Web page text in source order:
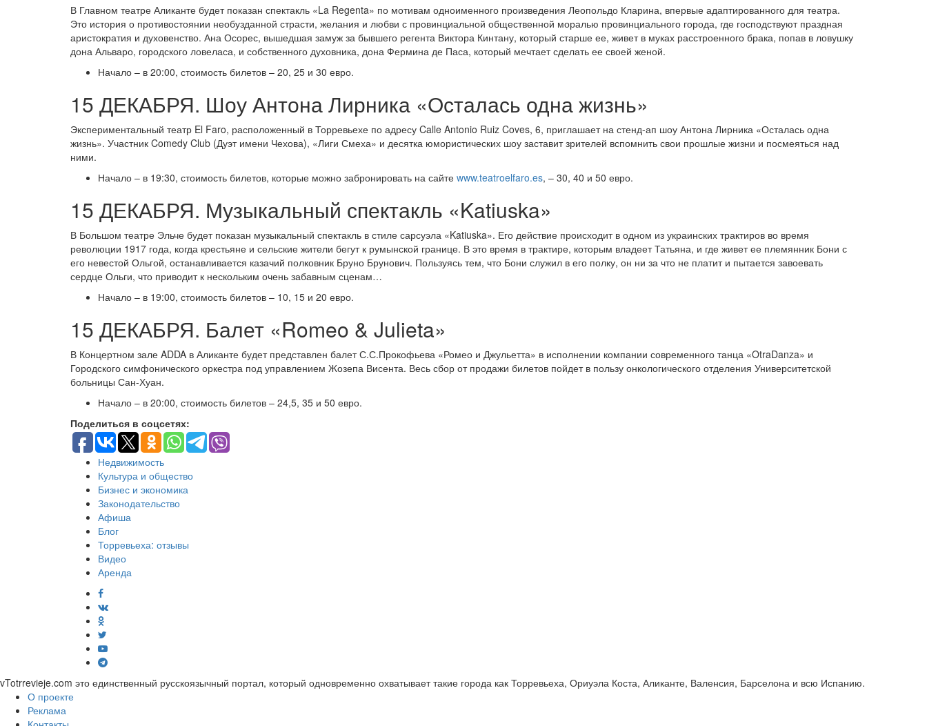
В Главном театре Аликанте будет показан спектакль «La Regenta» по мотивам одноименного произведения Леопольдо Кларина, впервые адаптированного для театра.
Это история о противостоянии необузданной страсти, желания и любви с провинциальной общественной моралью провинциального города, где господствуют праздная
аристократия и духовенство. Ана Осорес, вышедшая замуж за бывшего регента Виктора Кинтану, который старше ее, живет в муках расстроенного брака, попав в ловушку
дона Альваро, городского ловеласа, и собственного духовника, дона Фермина де Паса, который мечтает сделать ее своей женой.
Начало – в 20:00, стоимость билетов – 20, 25 и 30 евро.
15 ДЕКАБРЯ. Шоу Антона Лирника «Осталась одна жизнь»
Экспериментальный театр El Faro, расположенный в Торревьехе по адресу Calle Antonio Ruiz Coves, 6, приглашает на стенд-ап шоу Антона Лирника «Осталась одна
жизнь». Участник Comedy Club (Дуэт имени Чехова), «Лиги Смеха» и десятка юмористических шоу заставит зрителей вспомнить свои прошлые жизни и посмеяться над
ними.
Начало – в 19:30, стоимость билетов, которые можно забронировать на сайте www.teatroelfaro.es, – 30, 40 и 50 евро.
15 ДЕКАБРЯ. Музыкальный спектакль «Katiuska»
В Большом театре Эльче будет показан музыкальный спектакль в стиле сарсуэла «Katiuska». Его действие происходит в одном из украинских трактиров во время
революции 1917 года, когда крестьяне и сельские жители бегут к румынской границе. В это время в трактире, которым владеет Татьяна, и где живет ее племянник Бони с
его невестой Ольгой, останавливается казачий полковник Бруно Брунович. Пользуясь тем, что Бони служил в его полку, он ни за что не платит и пытается завоевать
сердце Ольги, что приводит к нескольким очень забавным сценам…
Начало – в 19:00, стоимость билетов – 10, 15 и 20 евро.
15 ДЕКАБРЯ. Балет «Romeo & Julieta»
В Концертном зале ADDA в Аликанте будет представлен балет С.С.Прокофьева «Ромео и Джульетта» в исполнении компании современного танца «OtraDanza» и
Городского симфонического оркестра под управлением Жозепа Висента. Весь сбор от продажи билетов пойдет в пользу онкологического отделения Университетской
больницы Сан-Хуан.
Начало – в 20:00, стоимость билетов – 24,5, 35 и 50 евро.
Поделиться в соцсетях:
Недвижимость
Культура и общество
Бизнес и экономика
Законодательство
Афиша
Блог
Торревьеха: отзывы
Видео
Аренда
vTotrrevieje.com это единственный русскоязычный портал, который одновременно охватывает такие города как Торревьеха, Ориуэла Коста, Аликанте, Валенсия, Барселона и всю Испанию.
О проекте
Реклама